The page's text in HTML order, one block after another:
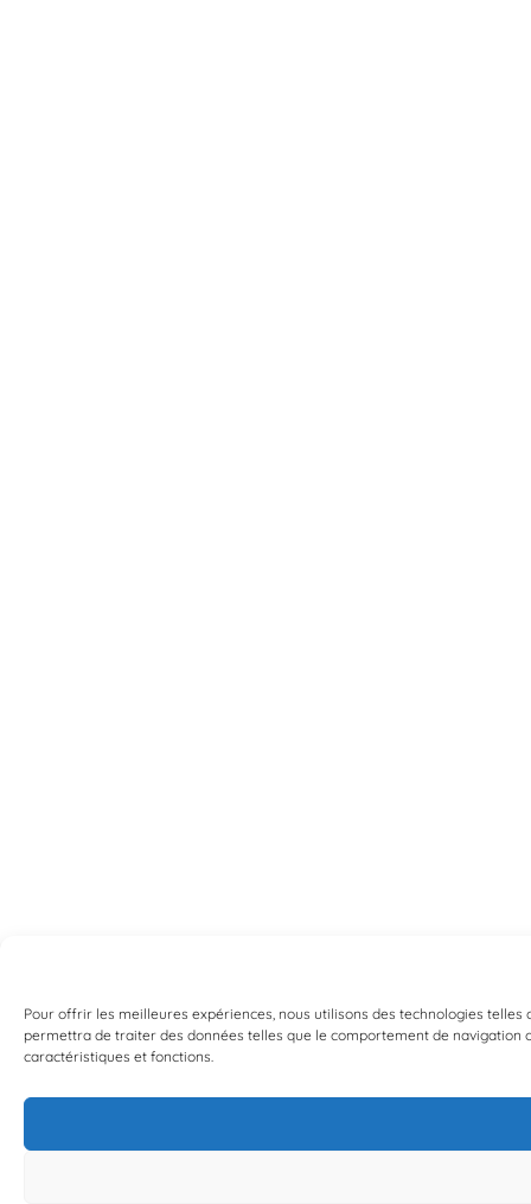
Pour offrir les meilleures expériences, nous utilisons des technologies
permettra de traiter des données telles que le comportement de
caractéristiques et fonctions.